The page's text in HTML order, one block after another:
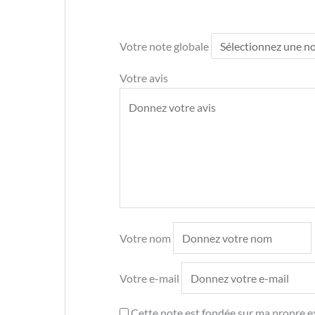
Votre note globale
Votre avis
Votre nom
Votre e-mail
Cette note est fondée sur ma propre